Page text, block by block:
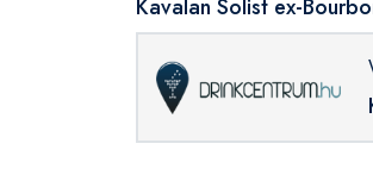
Kavalan Solist ex-